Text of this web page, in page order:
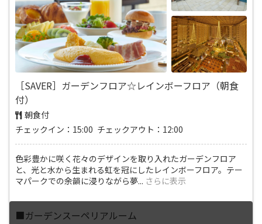
［SAVER］ガーデンフロア☆レインボーフロア（朝食
付）
朝食付
チェックイン：15:00 チェックアウト：12:00
色彩豊かに咲く花々のデザインを取り入れたガーデンフロア
と、光と水から生まれる虹を冠にしたレインボーフロア。テー
マパークでの余韻に浸りながら夢... さらに表示
■ガーデンスーペリアルーム